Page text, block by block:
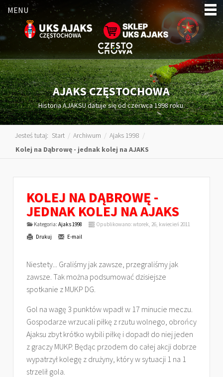
MENU
AJAKS CZĘSTOCHOWA
Historia AJAKSU datuje się od czerwca 1998 roku.
Jesteś tutaj: Start / Archiwum / Ajaks 1998 /
Kolej na Dąbrowę - jednak kolej na AJAKS
KOLEJ NA DĄBROWĘ -
JEDNAK KOLEJ NA AJAKS
Kategoria: Ajaks 1998
Opublikowano: wtorek, 26, kwiecień 2011
Drukuj
E-mail
Niestety... Graliśmy jak zawsze, przegraliśmy jak
zawsze. Tak można podsumować dzisiejsze
spotkanie z MUKP DG.
Gol na wagę 3 punktów wpadł w 17 minucie meczu.
Gospodarze wrzucali piłkę z rzutu wolnego, obrońcy
Ajaksu zbyt krótko wybili piłkę i dopadł do niej jeden
z graczy MUKP. Będąc przodem do całej akcji dobrze
wypatrzył kolegę z drużyny, który w sytuacji 1 na 1
strzelił gola.